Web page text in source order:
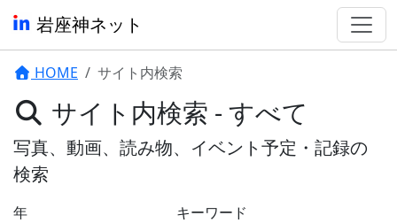
岩座神ネット
HOME サイト内検索
サイト内検索 - すべて
写真、動画、読み物、イベント予定・記録の
検索
年 キーワード